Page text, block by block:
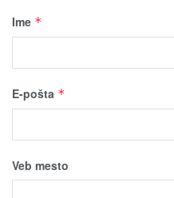
Ime *
E-pošta *
Veb mesto